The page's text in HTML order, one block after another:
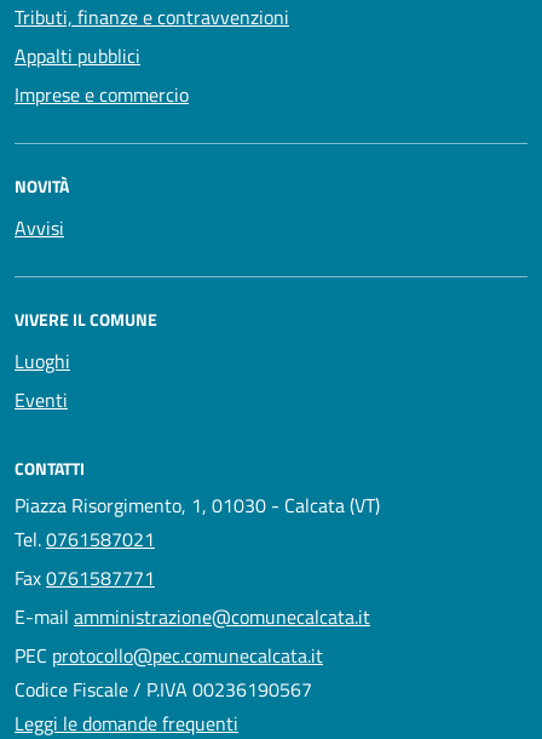
Tributi, finanze e contravvenzioni
Appalti pubblici
Imprese e commercio
NOVITÀ
Avvisi
VIVERE IL COMUNE
Luoghi
Eventi
CONTATTI
Piazza Risorgimento, 1, 01030 - Calcata (VT)
Tel.0761587021
Fax0761587771
E-mail amministrazione@comunecalcata.it
PEC protocollo@pec.comunecalcata.it
Codice Fiscale / P.IVA 00236190567
Leggi le domande frequenti